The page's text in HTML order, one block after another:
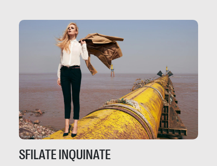
trae un guadagno. In questo reportage vediamo
quale e come.
SFILATE INQUINATE